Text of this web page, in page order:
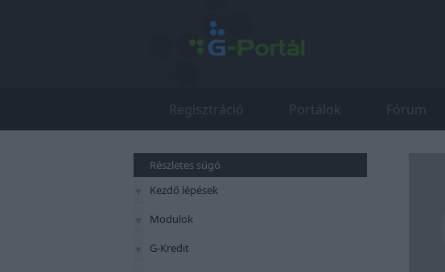
Regisztráció Portálok Fórum
Részletes súgó
Kezdő lépések
Modulok
G-Kredit